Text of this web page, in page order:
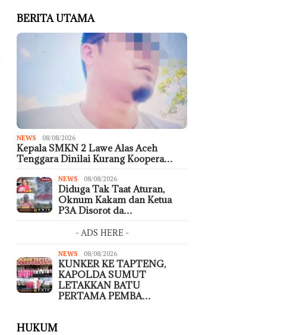
BERITA UTAMA
NEWS 08/08/2026
Kepala SMKN 2 Lawe Alas Aceh
Tenggara Dinilai Kurang Koopera…
NEWS 08/08/2026
Diduga Tak Taat Aturan,
Oknum Kakam dan Ketua
P3A Disorot da…
- ADS HERE -
NEWS 08/08/2026
KUNKER KE TAPTENG,
KAPOLDA SUMUT
LETAKKAN BATU
PERTAMA PEMBA…
HUKUM